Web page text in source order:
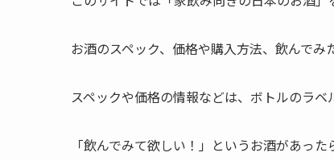
お酒のスペック、価格や購入方法、飲んでみ
スペックや価格の情報などは、ボトルのラベ
「飲んでみて欲しい！」というお酒があった